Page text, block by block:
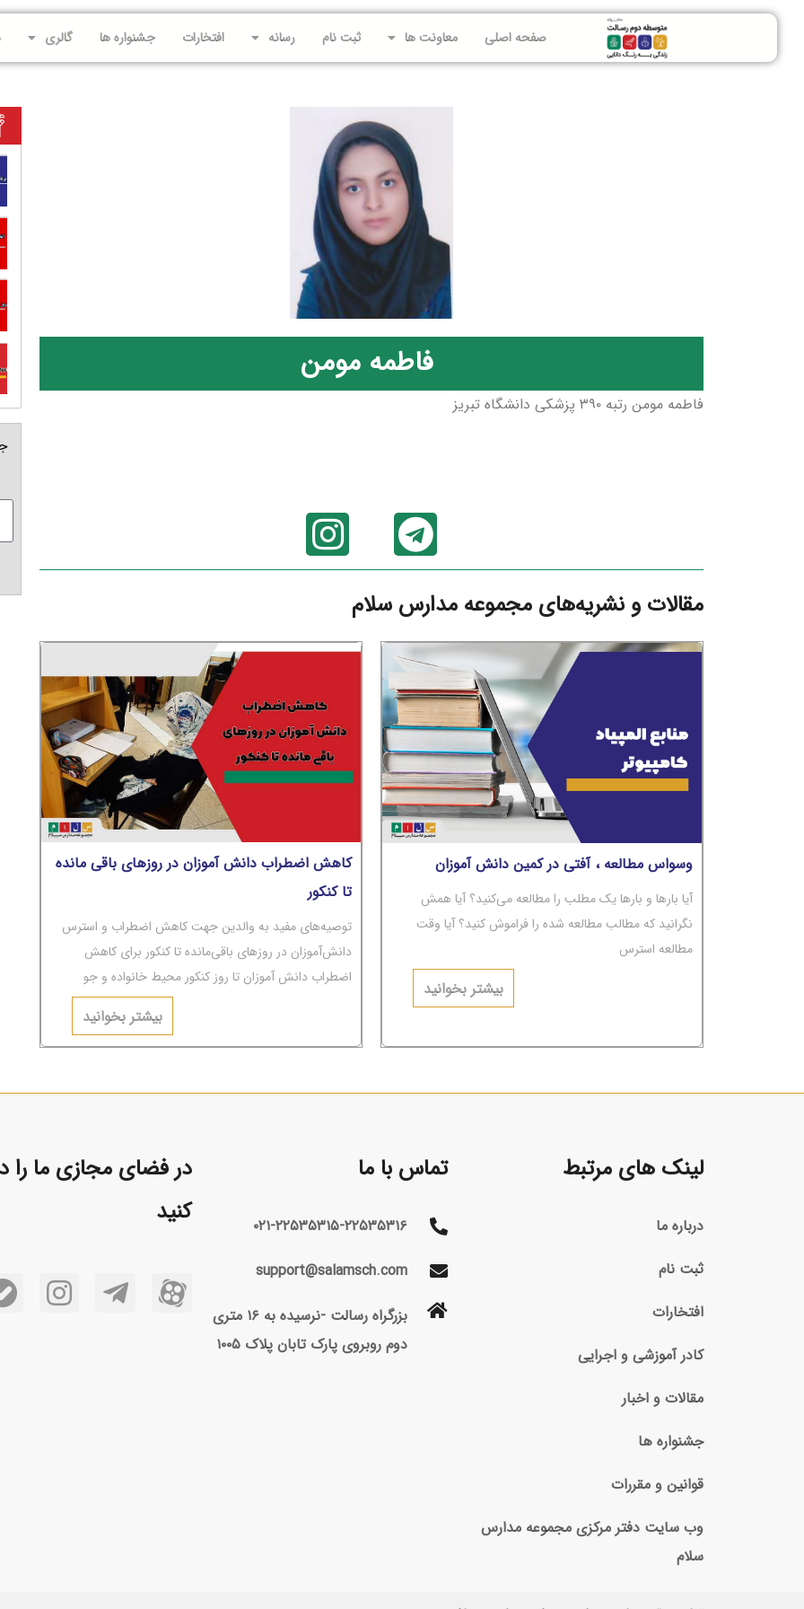
صفحه اصلی معاونت ها ثبت نام رسانه افتخارات جشنواره ها گالری
فاطمه مومن
فاطمه مومن رتبه ۳۹۰ پزشکی دانشگاه تبریز
مقالات و نشریه‌های مجموعه مدارس سلام
وسواس مطالعه ، آفتی در کمین دانش آموزان
آیا بارها و بارها یک مطلب را مطالعه می‌کنید؟ آیا همش
نگرانید که مطالب مطالعه شده را فراموش کنید؟ آیا وقت
مطالعه استرس
دارید و نگرانید؟ آیا با وجود بارها مطالعه، مطالب از ذهن‌تان
پاک می‌شوند؟ اگر جواب‌تان مثبت است، باید بگوییم شما
بیشتر بخوانید
کاهش اضطراب دانش آموزان در روزهای باقی مانده
تا کنکور
توصیه‌های مفید به والدین جهت کاهش اضطراب و استرس
دانش‌آموزان در روزهای باقی‌مانده تا کنکور برای کاهش
اضطراب دانش آموزان تا روز کنکور محیط خانواده و جو
عاطفی حاکم بر آن باید به‌دور از تنش‌های عاطفی و مشاجره
بیشتر بخوانید
لینک های مرتبط
درباره ما
ثبت نام
افتخارات
کادر آموزشی و اجرایی
مقالات و اخبار
جشنواره ها
قوانین و مقررات
وب سایت دفتر مرکزی مجموعه مدارس
سلام
تماس با ما
۰۲۱-۲۲۵۳۵۳۱۵-۲۲۵۳۵۳۱۶
support@salamsch.com
بزرگراه رسالت -نرسیده به ۱۶ متری
دوم روبروی پارک تابان پلاک ۱۰۰۵
در فضای مجازی ما را
کنید